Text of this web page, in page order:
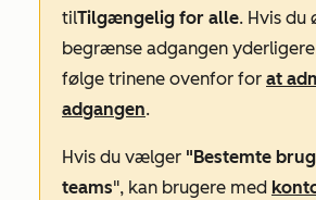
tilTilgængelig for alle. Hvis du
begrænse adgangen
følge trinene ovenfor for at
adgangen.
Hvis du vælger "Bestemte
teams", kan brugere med